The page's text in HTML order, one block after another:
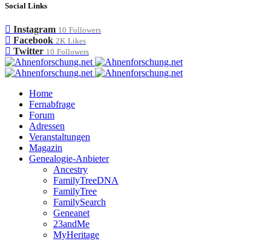
Social Links
Instagram 10 Followers
Facebook 2K Likes
Twitter 10 Followers
Home
Fernabfrage
Forum
Adressen
Veranstaltungen
Magazin
Genealogie-Anbieter
Ancestry
FamilyTreeDNA
FamilyTree
FamilySearch
Geneanet
23andMe
MyHeritage